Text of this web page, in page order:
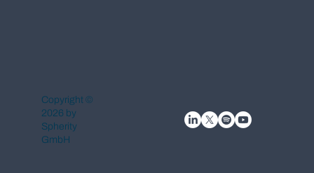
Copyright ©
2026 by
Spherity
GmbH